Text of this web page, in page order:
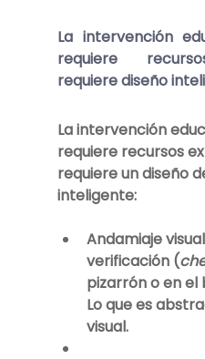
La intervención
requiere
requiere diseño
La intervención
requiere recursos
requiere un diseño
inteligente:
Andamiaje
verificación (
pizarrón o en el
Lo que es
visual.